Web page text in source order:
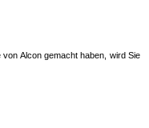
Alcon gemacht haben, wird Sie